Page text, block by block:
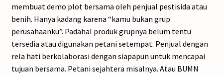
membuat demo plot bersama oleh penjual pestisida atau
benih. Hanya kadang karena “kamu bukan grup
perusahaanku”. Padahal produk grupnya belum tentu
tersedia atau digunakan petani setempat. Penjual dengan
rela hati berkolaborasi dengan siapapun untuk mencapai
tujuan bersama. Petani sejahtera misalnya. Atau BUMN